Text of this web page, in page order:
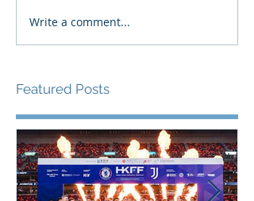
Write a comment...
Featured Posts